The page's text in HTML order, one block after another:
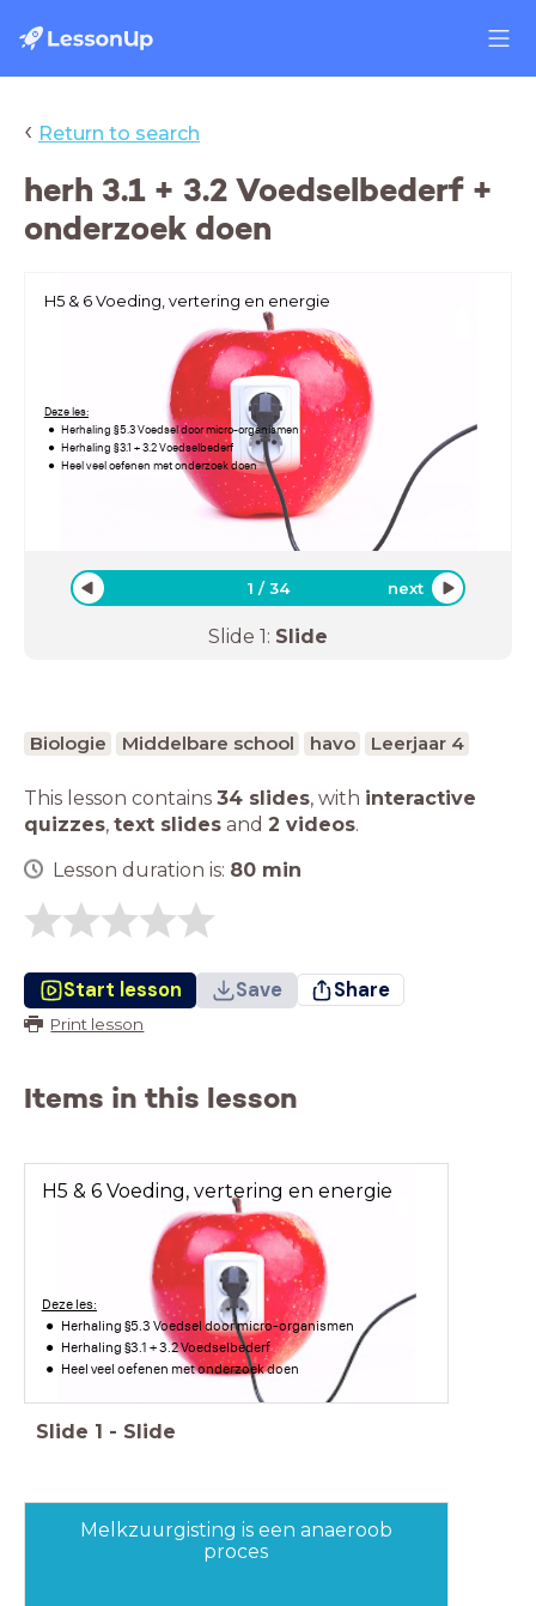
‹ Return to search
herh 3.1 + 3.2 Voedselbederf +
onderzoek doen
H5 & 6 Voeding, vertering en energie
Deze les:
Herhaling §5.3 Voedsel door micro-organismen
Herhaling §3.1 + 3.2 Voedselbederf
Heel veel oefenen met onderzoek doen
1 /34 next
Slide 1: Slide
Biologie Middelbare school havo Leerjaar 4
This lesson contains 34 slides, with interactive
quizzes, text slides and 2 videos.
Lesson duration is: 80 min
Start lesson Save Share
Print lesson
Items in this lesson
H5 & 6 Voeding, vertering en energie
Deze les:
Herhaling §5.3 Voedsel door micro-organismen
Herhaling §3.1 + 3.2 Voedselbederf
Heel veel oefenen met onderzoek doen
Slide 1 - Slide
Melkzuurgisting is een anaeroob
proces